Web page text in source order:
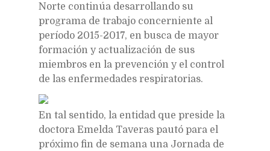
Norte continúa desarrollando su
programa de trabajo concerniente al
período 2015-2017, en busca de mayor
formación y actualización de sus
miembros en la prevención y el control
de las enfermedades respiratorias.
En tal sentido, la entidad que preside la
doctora Emelda Taveras pautó para el
próximo fin de semana una Jornada de